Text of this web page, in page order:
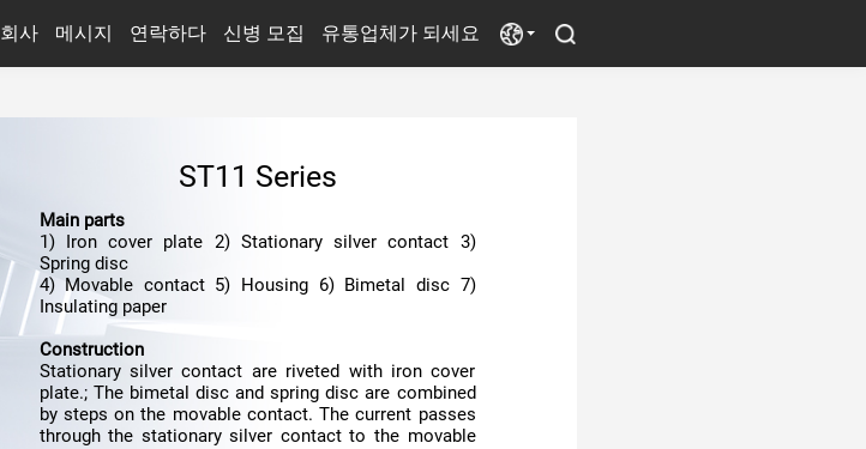
모든 업종 보기
회사 메시지 연락하다 신병 모집 유통업체가 되세요
ST11 Series
Main parts
Spring disc
Insulating paper
Construction